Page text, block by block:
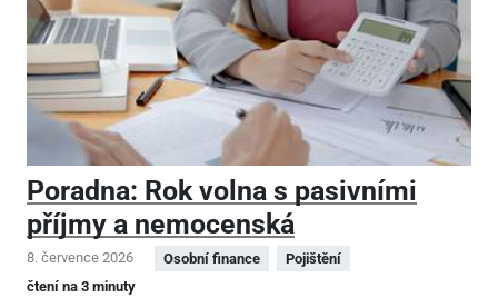
Poradna: Rok volna s pasivními
příjmy a nemocenská
8. července 2026 Osobní finance
Pojištění
čtení na 3 minuty